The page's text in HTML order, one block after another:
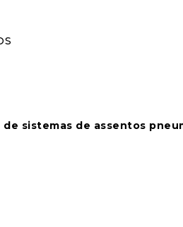
sistemas de assentos